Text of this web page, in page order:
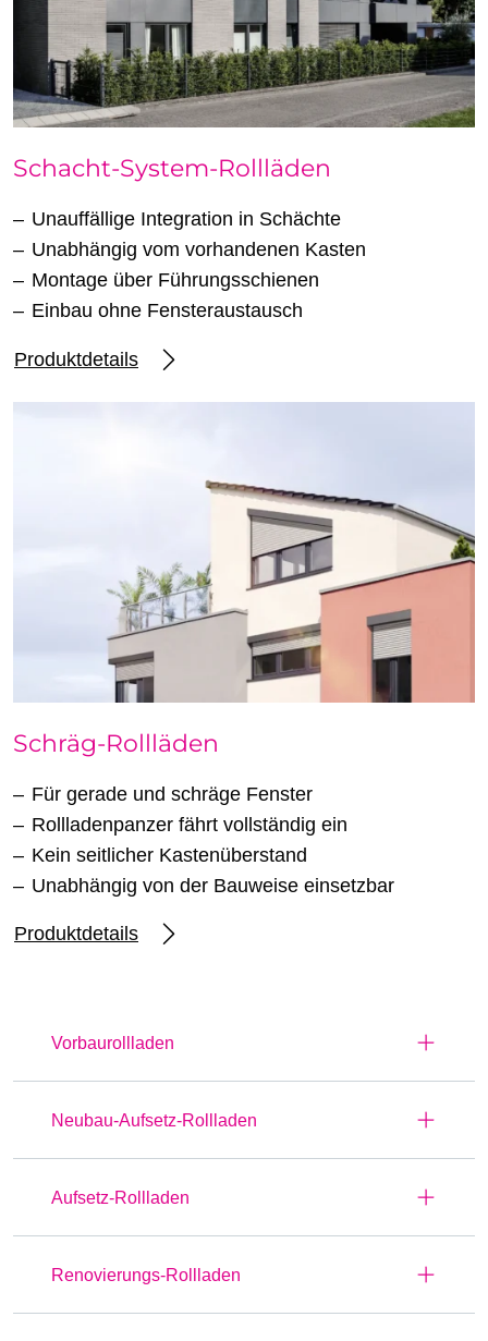
Schacht-System-Rollläden
Unauffällige Integration in Schächte
Unabhängig vom vorhandenen Kasten
Montage über Führungsschienen
Einbau ohne Fensteraustausch
Produktdetails
Schräg-Rollläden
Für gerade und schräge Fenster
Rollladenpanzer fährt vollständig ein
Kein seitlicher Kastenüberstand
Unabhängig von der Bauweise einsetzbar
Produktdetails
Vorbaurollladen
Neubau-Aufsetz-Rollladen
Aufsetz-Rollladen
Renovierungs-Rollladen